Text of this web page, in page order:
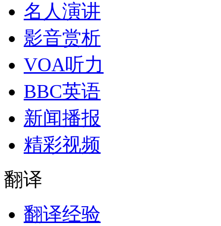
名人演讲
影音赏析
VOA听力
BBC英语
新闻播报
精彩视频
翻译
翻译经验